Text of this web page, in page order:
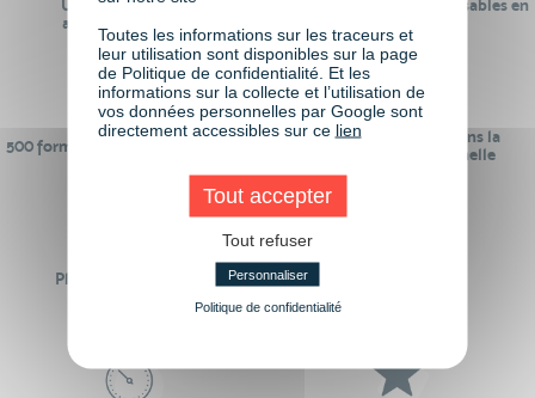
Un réseau de 22 000
anciens participants
100% des formations réalisables en
500 formations pour se préparer au
24 ans d'expérience dans la
formation professionnelle
Plus de 50 formations
Toutes les informations sur les traceurs et
leur utilisation sont disponibles sur la page
de Politique de confidentialité. Et les
informations sur la collecte et l’utilisation de
vos données personnelles par Google sont
directement accessibles sur ce lien
Tout accepter
Tout refuser
Personnaliser
Politique de confidentialité